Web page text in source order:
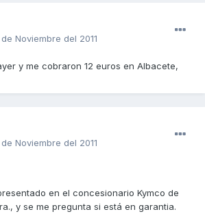
de Noviembre del 2011
y me cobraron 12 euros en Albacete,
de Noviembre del 2011
en el concesionario Kymco de
y se me pregunta si está en garantia.